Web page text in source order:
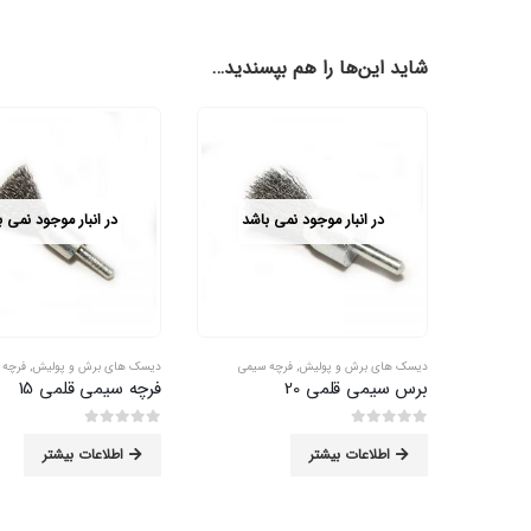
شاید این‌ها را هم بپسندید…
در انبار موجود نمی باشد
دیسک های برش و پولیش, فرچه سیمی
برس سیمی قلمی 20
اطلاعات بیشتر
در انبار موجود نمی
دیسک های برش و پولیش,
فرچه سیمی قلمی 15
اطلاعات بیشتر